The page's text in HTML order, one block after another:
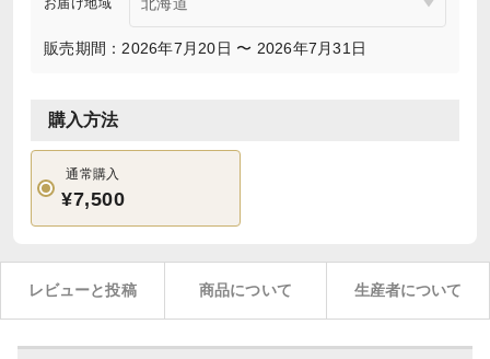
お届け地域
販売期間：2026年7月20日 〜 2026年7月31日
購入方法
通常購入
¥7,500
レビューと投稿 商品について 生産者について